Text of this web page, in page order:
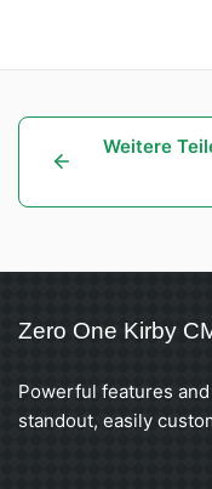
Weitere
Zero One Kirby
Powerful features
standout, easily